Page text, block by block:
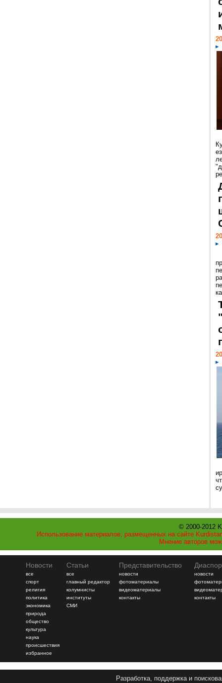
© 2000-2012
Использование материалов, размещенных на сайте
Мнение авторов
Новости
все
спорт
религия
политика
экономика
природа
общество
культура
наука
происшествия
избранное
Статьи
все
главный редактор
колумнисты
институты
СМИ
Представительство
новости
фотоматериалы
видеоматериалы
контакты
новости
контакты
Разработка, поддержка и